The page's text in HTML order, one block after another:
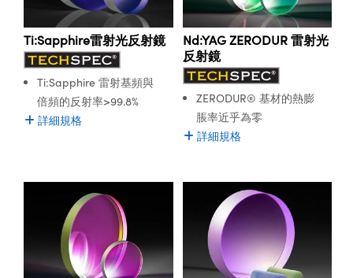
Ti:Sapphire雷射光反射鏡
Ti:Sapphire 雷射基頻與
倍頻的反射率>99.8%
詳細規格
Nd:YAG ZERODUR 雷射光
反射鏡
ZERODUR® 基材的熱膨
脹率近乎為零
詳細規格